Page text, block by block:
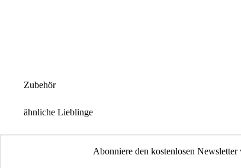
Zubehör
ähnliche Lieblinge
Abonniere den kostenlosen